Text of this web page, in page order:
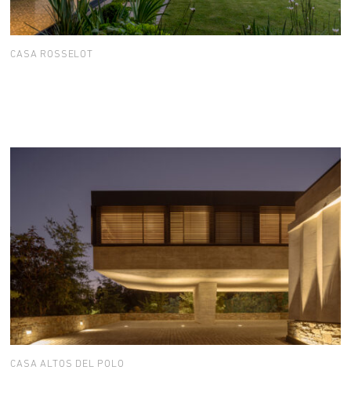
CASA ROSSELOT
CASA ALTOS DEL POLO